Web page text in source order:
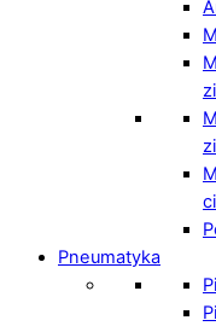
Pneumatyka